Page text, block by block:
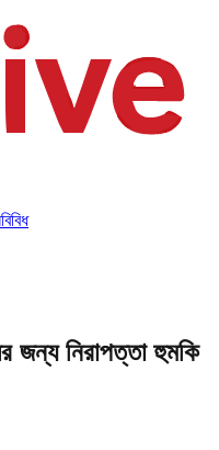
বিবিধ
জন্য নিরাপত্তা হুমকি